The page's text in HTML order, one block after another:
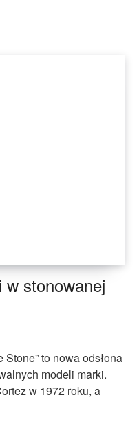
stonowanej
to nowa odsłona
modeli marki.
w 1972 roku, a